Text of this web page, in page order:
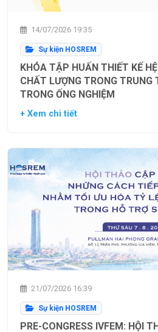
14/07/2026 19:35
Sự kiện HOSREM
KHÓA TẬP HUẤN THIẾT KẾ
CHẤT LƯỢNG TRONG
TRONG ỐNG NGHIỆM
+ Xem chi tiết
21/07/2026 16:39
Sự kiện HOSREM
PRE-CONGRESS IVFEM: HỘI